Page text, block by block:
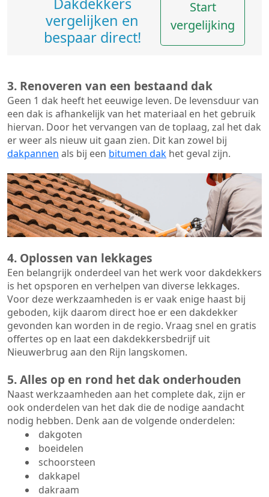
vergelijken en
bespaar direct!
Start
vergelijking
3. Renoveren van een bestaand dak
Geen 1 dak heeft het eeuwige leven. De levensduur van
een dak is afhankelijk van het materiaal en het gebruik
hiervan. Door het vervangen van de toplaag, zal het dak
er weer als nieuw uit gaan zien. Dit kan zowel bij
dakpannen als bij een bitumen dak het geval zijn.
4. Oplossen van lekkages
Een belangrijk onderdeel van het werk voor dakdekkers
is het opsporen en verhelpen van diverse lekkages.
Voor deze werkzaamheden is er vaak enige haast bij
geboden, kijk daarom direct hoe er een dakdekker
gevonden kan worden in de regio. Vraag snel en gratis
offertes op en laat een dakdekkersbedrijf uit
Nieuwerbrug aan den Rijn langskomen.
5. Alles op en rond het dak onderhouden
Naast werkzaamheden aan het complete dak, zijn er
ook onderdelen van het dak die de nodige aandacht
nodig hebben. Denk aan de volgende onderdelen:
dakgoten
boeidelen
schoorsteen
dakkapel
dakraam